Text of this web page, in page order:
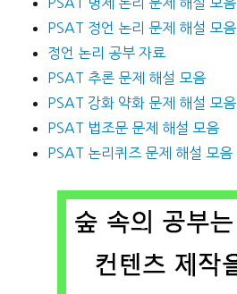
PSAT 정언 논리 문제 해설 모음
정언 논리 공부 자료
PSAT 추론 문제 해설 모음
PSAT 강화 약화 문제 해설 모음
PSAT 법조문 문제 해설 모음
PSAT 논리퀴즈 문제 해설 모음